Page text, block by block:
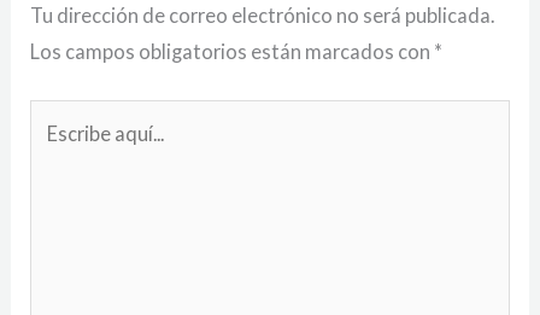
Tu dirección de correo electrónico no será publicada.
Los campos obligatorios están marcados con *